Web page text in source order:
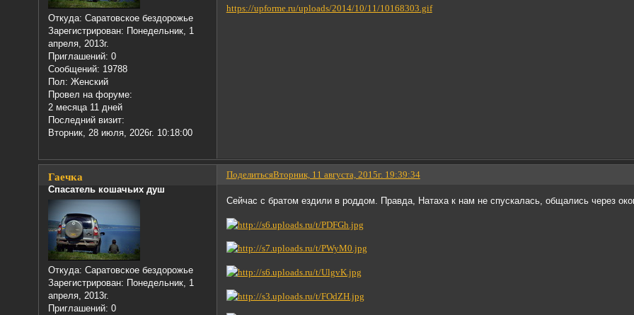
Откуда: Саратовское бездорожье
Зарегистрирован: Понедельник, 1
апреля, 2013г.
Приглашений: 0
Сообщений: 19788
Пол: Женский
Провел на форуме:
2 месяца 11 дней
Последний визит:
Вторник, 28 июля, 2026г. 10:18:00
https://upforme.ru/uploads/2014/10/11/10168303.gif
ПоделитьсяВторник, 11 августа, 2015г. 19:39:34
Гаечка
Спасатель кошачьих душ
Откуда: Саратовское бездорожье
Зарегистрирован: Понедельник, 1
апреля, 2013г.
Приглашений: 0
Сейчас с братом ездили в роддом. Правда, Натаха к нам не спускалась, общались через